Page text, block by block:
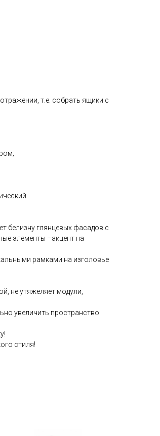
т.е. собрать ящики с
белизну глянцевых фасадов с
элементы –акцент на
рамками на изголовье
не утяжеляет модули,
увеличить пространство
стиля!